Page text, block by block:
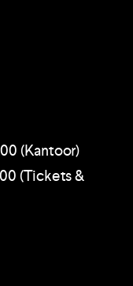
(Kantoor)
(Tickets &